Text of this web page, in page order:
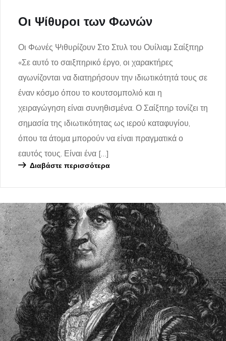
Οι Ψίθυροι των Φωνών
Οι Φωνές Ψιθυρίζουν Στο Στυλ του Ουίλιαμ Σαίξπηρ
«Σε αυτό το σαιξπηρικό έργο, οι χαρακτήρες
αγωνίζονται να διατηρήσουν την ιδιωτικότητά τους σε
έναν κόσμο όπου το κουτσομπολιό και η
χειραγώγηση είναι συνηθισμένα. Ο Σαίξπηρ τονίζει τη
σημασία της ιδιωτικότητας ως ιερού καταφυγίου,
όπου τα άτομα μπορούν να είναι πραγματικά ο
εαυτός τους. Είναι ένα […]
Διαβάστε περισσότερα